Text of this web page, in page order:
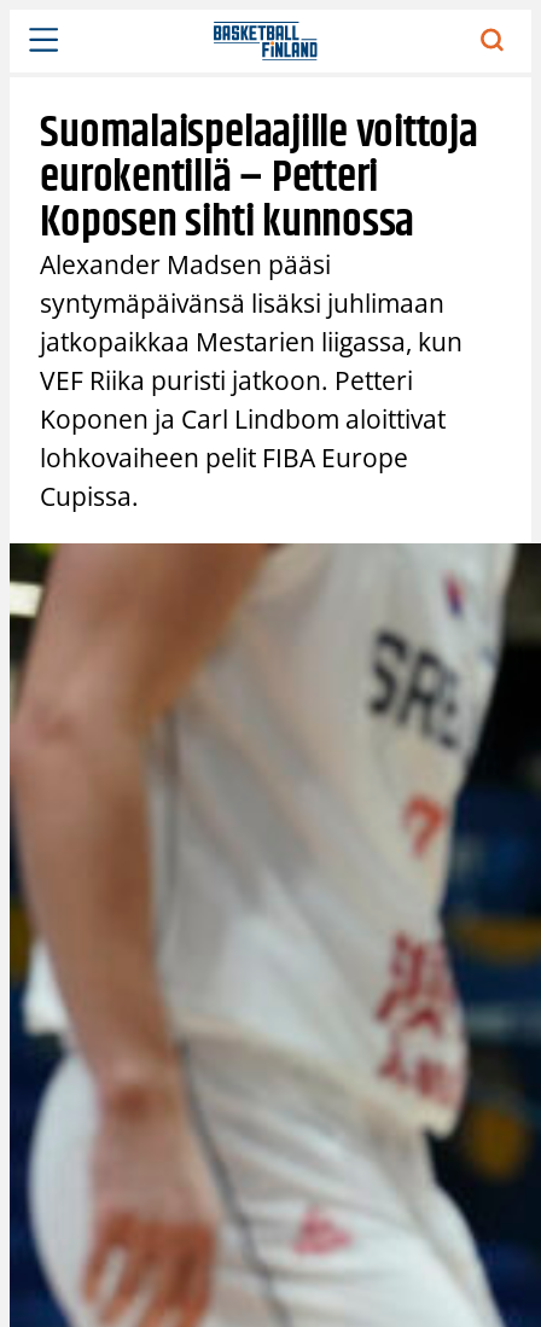
Siirry
sisältöön
Suomalaispelaajille voittoja
eurokentillä – Petteri
Koposen sihti kunnossa
Alexander Madsen pääsi
syntymäpäivänsä lisäksi juhlimaan
jatkopaikkaa Mestarien liigassa, kun
VEF Riika puristi jatkoon. Petteri
Koponen ja Carl Lindbom aloittivat
lohkovaiheen pelit FIBA Europe
Cupissa.